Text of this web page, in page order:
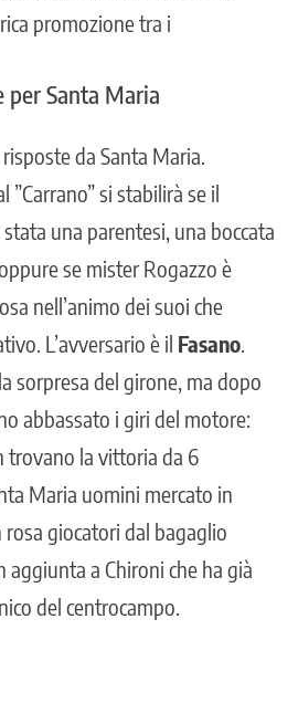
promozione tra i
Santa Maria
da Santa Maria.
”Carrano” si stabilirà se il
una parentesi, una boccata
se mister Rogazzo è
nell’animo dei suoi che
L’avversario è il Fasano.
sorpresa del girone, ma dopo
abbassato i giri del motore:
trovano la vittoria da 6
Maria uomini mercato in
giocatori dal bagaglio
a Chironi che ha già
del centrocampo.